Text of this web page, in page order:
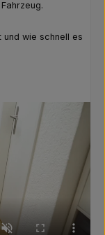
und wie schnell es